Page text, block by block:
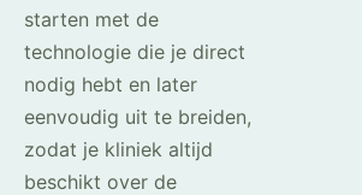
starten met de
technologie die je direct
nodig hebt en later
eenvoudig uit te breiden,
zodat je kliniek altijd
beschikt over de